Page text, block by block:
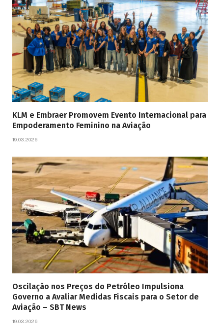
KLM e Embraer Promovem Evento Internacional para
Empoderamento Feminino na Aviação
19.03.2026
Oscilação nos Preços do Petróleo Impulsiona
Governo a Avaliar Medidas Fiscais para o Setor de
Aviação – SBT News
19.03.2026